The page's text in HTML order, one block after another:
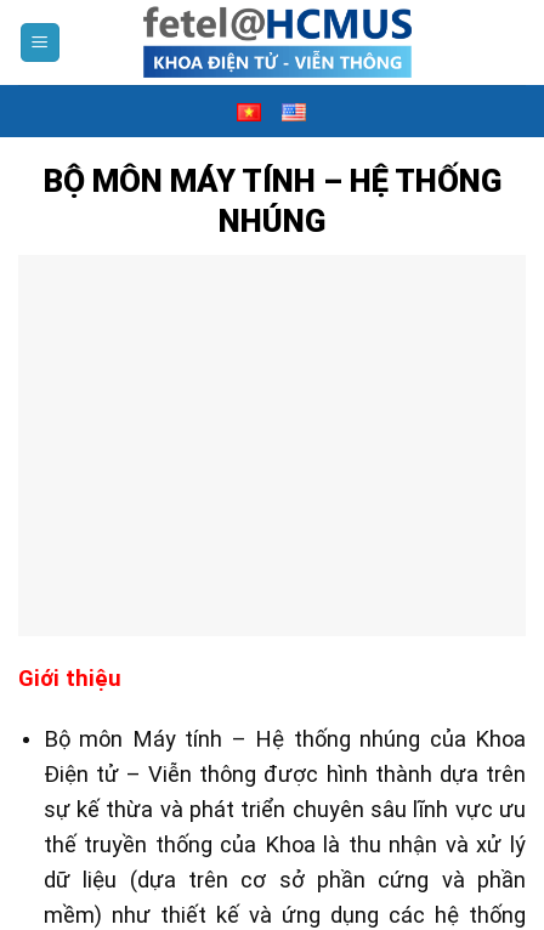
BỘ MÔN MÁY TÍNH – HỆ THỐNG
NHÚNG
Giới thiệu
Bộ môn Máy tính – Hệ thống nhúng của Khoa
Điện tử – Viễn thông được hình thành dựa trên
sự kế thừa và phát triển chuyên sâu lĩnh vực ưu
thế truyền thống của Khoa là thu nhận và xử lý
dữ liệu (dựa trên cơ sở phần cứng và phần
mềm) như thiết kế và ứng dụng các hệ thống